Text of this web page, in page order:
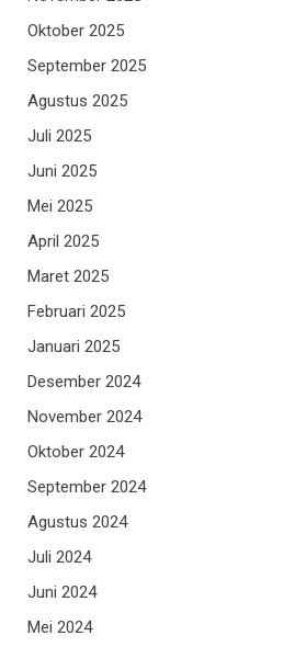
Oktober 2025
September 2025
Agustus 2025
Juli 2025
Juni 2025
Mei 2025
April 2025
Maret 2025
Februari 2025
Januari 2025
Desember 2024
November 2024
Oktober 2024
September 2024
Agustus 2024
Juli 2024
Juni 2024
Mei 2024